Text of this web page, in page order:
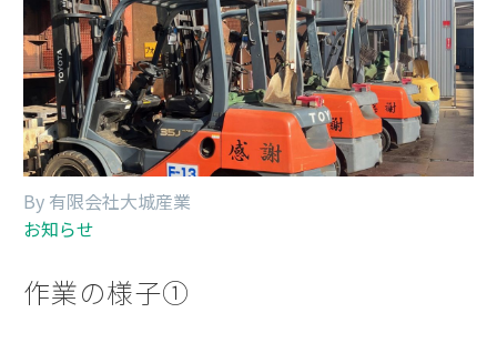
By 有限会社大城産業
お知らせ
作業の様子①